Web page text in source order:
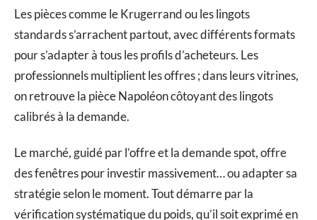
Les pièces comme le Krugerrand ou les lingots
standards s’arrachent partout, avec différents formats
pour s’adapter à tous les profils d’acheteurs. Les
professionnels multiplient les offres ; dans leurs vitrines,
on retrouve la pièce Napoléon côtoyant des lingots
calibrés à la demande.
Le marché, guidé par l’offre et la demande spot, offre
des fenêtres pour investir massivement… ou adapter sa
stratégie selon le moment. Tout démarre par la
vérification systématique du poids, qu’il soit exprimé en